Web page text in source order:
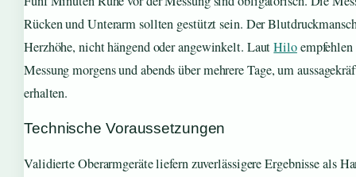
Rücken und Unterarm sollten gestützt sein. Der
Herzhöhe, nicht hängend oder angewinkelt. LautHiloempfehlen
Messung morgens und abends über mehrere Tage, um
erhalten.
Technische Voraussetzungen
Validierte Oberarmgeräte liefern zuverlässigere Ergebnisse als